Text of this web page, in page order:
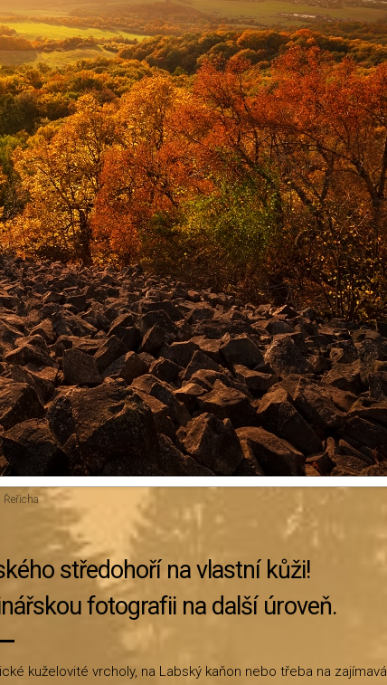
středohoří na vlastní kůži!
fotografii na další úroveň.
kuželovité vrcholy, na Labský kaňon nebo třeba na zajímavá